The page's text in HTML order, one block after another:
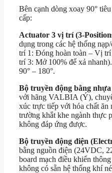
Bên cạnh dòng xoay 90°
cấp:
Actuator 3 vị trí (3-
dụng trong các hệ thống
trí 1: Đóng hoàn toàn – Vị
trí 3: Mở 100% để xả
90° – 180°.
Bộ truyền động bằng
với hãng VALBIA (Ý),
xúc trực tiếp với hóa chất ăn
trường khắt khe ngành thực
không đáp ứng được.
Bộ truyền động điện
bằng nguồn điện (24VDC,
board mạch điều khiển
không có sẵn hệ thống khí